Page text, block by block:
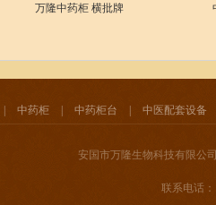
万隆中药柜 横批牌匾
| 中药柜 | 中药柜台 | 中医配套设备
安国市万隆生物科技有限公
联系电话：